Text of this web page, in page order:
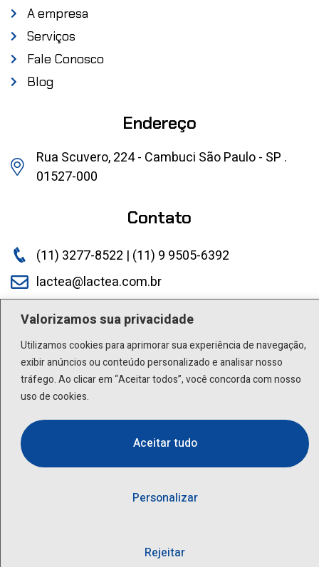
Valorizamos sua privacidade
Utilizamos cookies para aprimorar sua experiência de navegação,
exibir anúncios ou conteúdo personalizado e analisar nosso
tráfego. Ao clicar em “Aceitar todos”, você concorda com nosso
uso de cookies.
Personalizar
Rejeitar
Aceitar tudo
A empresa
Serviços
Fale Conosco
Blog
Endereço
Rua Scuvero, 224 - Cambuci São Paulo - SP .
01527-000
Contato
(11) 3277-8522 | (11) 9 9505-6392
lactea@lactea.com.br
Social